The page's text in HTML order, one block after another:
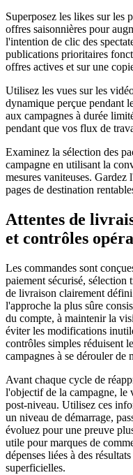
Superposez les likes sur les
offres saisonnières pour
l'intention de clic des
publications prioritaires
offres actives et sur une
Utilisez les vues sur les
dynamique perçue pendant
aux campagnes à durée
pendant que vos flux de
Examinez la sélection des
campagne en utilisant la
mesures vaniteuses.
pages de destination
Attentes de
et contrôles
Les commandes sont
paiement sécurisé, sélection
de livraison clairement
l'approche la plus sûre
du compte, à maintenir la
éviter les modifications
contrôles simples réduisent
campagnes à se dérouler de
Avant chaque cycle de
l'objectif de la campagne, le
post-niveau. Utilisez ces
un niveau de démarrage,
évoluez pour une preuve
utile pour marques de
dépenses liées à des
superficielles.